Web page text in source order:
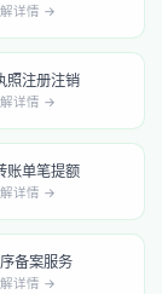
详情 →
照注册注销
详情 →
账单笔提额
详情 →
备案服务
详情 →